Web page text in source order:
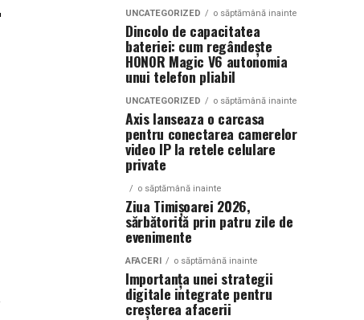
UNCATEGORIZED o săptămână inainte
Dincolo de capacitatea
bateriei: cum regândește
HONOR Magic V6 autonomia
unui telefon pliabil
UNCATEGORIZED o săptămână inainte
Axis lanseaza o carcasa
pentru conectarea camerelor
video IP la retele celulare
private
o săptămână inainte
Ziua Timișoarei 2026,
sărbătorită prin patru zile de
evenimente
AFACERI o săptămână inainte
Importanța unei strategii
digitale integrate pentru
creșterea afacerii